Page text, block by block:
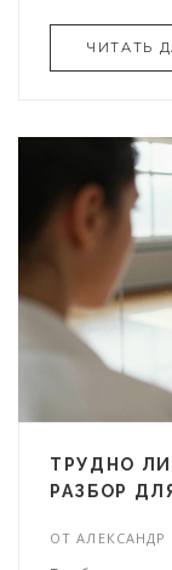
ЧИТАТЬ
ТРУДНО
РАЗБОР
ОТАЛЕКСАНДР